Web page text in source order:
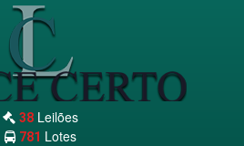
38 Leilões
781 Lotes